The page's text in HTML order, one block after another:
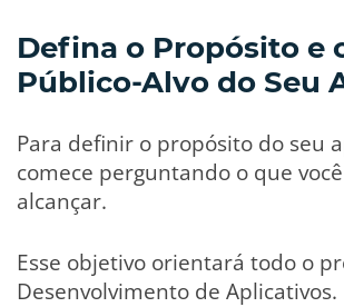
Defina o Propósito e
Público-Alvo do Seu
Para definir o propósito do seu
comece perguntando o que
alcançar.
Esse objetivo orientará todo o
Desenvolvimento de Aplicativos.